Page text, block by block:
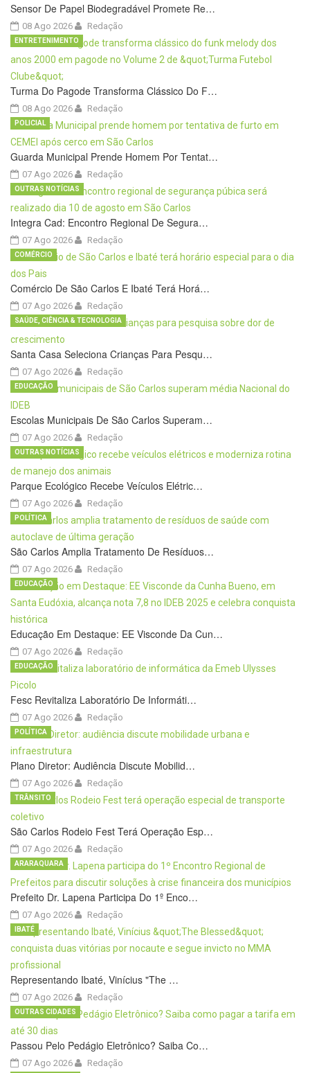
Sensor De Papel Biodegradável Promete Re…
08 Ago 2026 Redação
Turma Do Pagode Transforma Clássico Do F…
08 Ago 2026
ENTRETENIMENTO
Redação
Guarda Municipal Prende Homem Por Tentat…
07 Ago 2026
POLICIAL
Redação
Integra Cad: Encontro Regional De Segura…
07 Ago 2026
OUTRAS NOTÍCIAS
Redação
Comércio De São Carlos E Ibaté Terá Horá…
07 Ago 2026
COMÉRCIO
Redação
Santa Casa Seleciona Crianças Para Pesqu…
07 Ago 2026
SAÚDE, CIÊNCIA & TECNOLOGIA
Redação
Escolas Municipais De São Carlos Superam…
07 Ago 2026
EDUCAÇÃO
Redação
Parque Ecológico Recebe Veículos Elétric…
07 Ago 2026
OUTRAS NOTÍCIAS
Redação
São Carlos Amplia Tratamento De Resíduos…
07 Ago 2026
POLÍTICA
Redação
Educação Em Destaque: EE Visconde Da Cun…
07 Ago 2026
EDUCAÇÃO
Redação
Fesc Revitaliza Laboratório De Informáti…
07 Ago 2026
EDUCAÇÃO
Redação
Plano Diretor: Audiência Discute Mobilid…
07 Ago 2026
POLÍTICA
Redação
São Carlos Rodeio Fest Terá Operação Esp…
07 Ago 2026
TRÂNSITO
Redação
Prefeito Dr. Lapena Participa Do 1º Enco…
07 Ago 2026
ARARAQUARA
Redação
Representando Ibaté, Vinícius "The …
07 Ago 2026
IBATÉ
Redação
Passou Pelo Pedágio Eletrônico? Saiba Co…
07 Ago 2026
OUTRAS CIDADES
Redação